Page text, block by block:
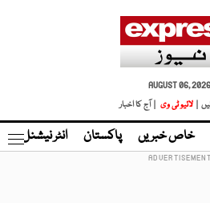
AUGUST 06, 2026
|
لائیو ٹی وی | آج کا اخبار
خاص خبریں پاکستان انٹر نیشنل